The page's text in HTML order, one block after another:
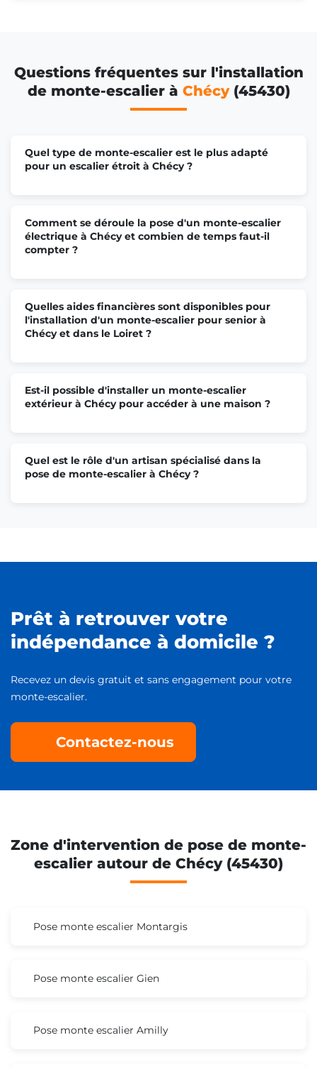
Questions fréquentes sur l'installation
de monte-escalier à Chécy(45430)
Quel type de monte-escalier est le plus adapté
pour un escalier étroit à Chécy ?
Comment se déroule la pose d'un monte-escalier
électrique à Chécy et combien de temps faut-il
compter ?
Quelles aides financières sont disponibles pour
l'installation d'un monte-escalier pour senior à
Chécy et dans le Loiret ?
Est-il possible d'installer un monte-escalier
extérieur à Chécy pour accéder à une maison ?
Quel est le rôle d'un artisan spécialisé dans la
pose de monte-escalier à Chécy ?
Prêt à retrouver votre
indépendance à domicile ?
Recevez un devis gratuit et sans engagement pour votre
monte-escalier.
Contactez-nous
Zone d'intervention de pose de monte-
escalier autour de Chécy (45430)
Pose monte escalier Montargis
Pose monte escalier Gien
Pose monte escalier Amilly